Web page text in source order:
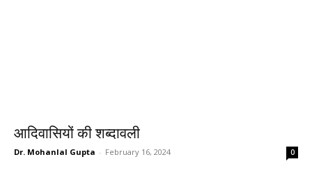
आदिवासियों की शब्दावली
Dr. Mohanlal Gupta - February 16, 2024 0